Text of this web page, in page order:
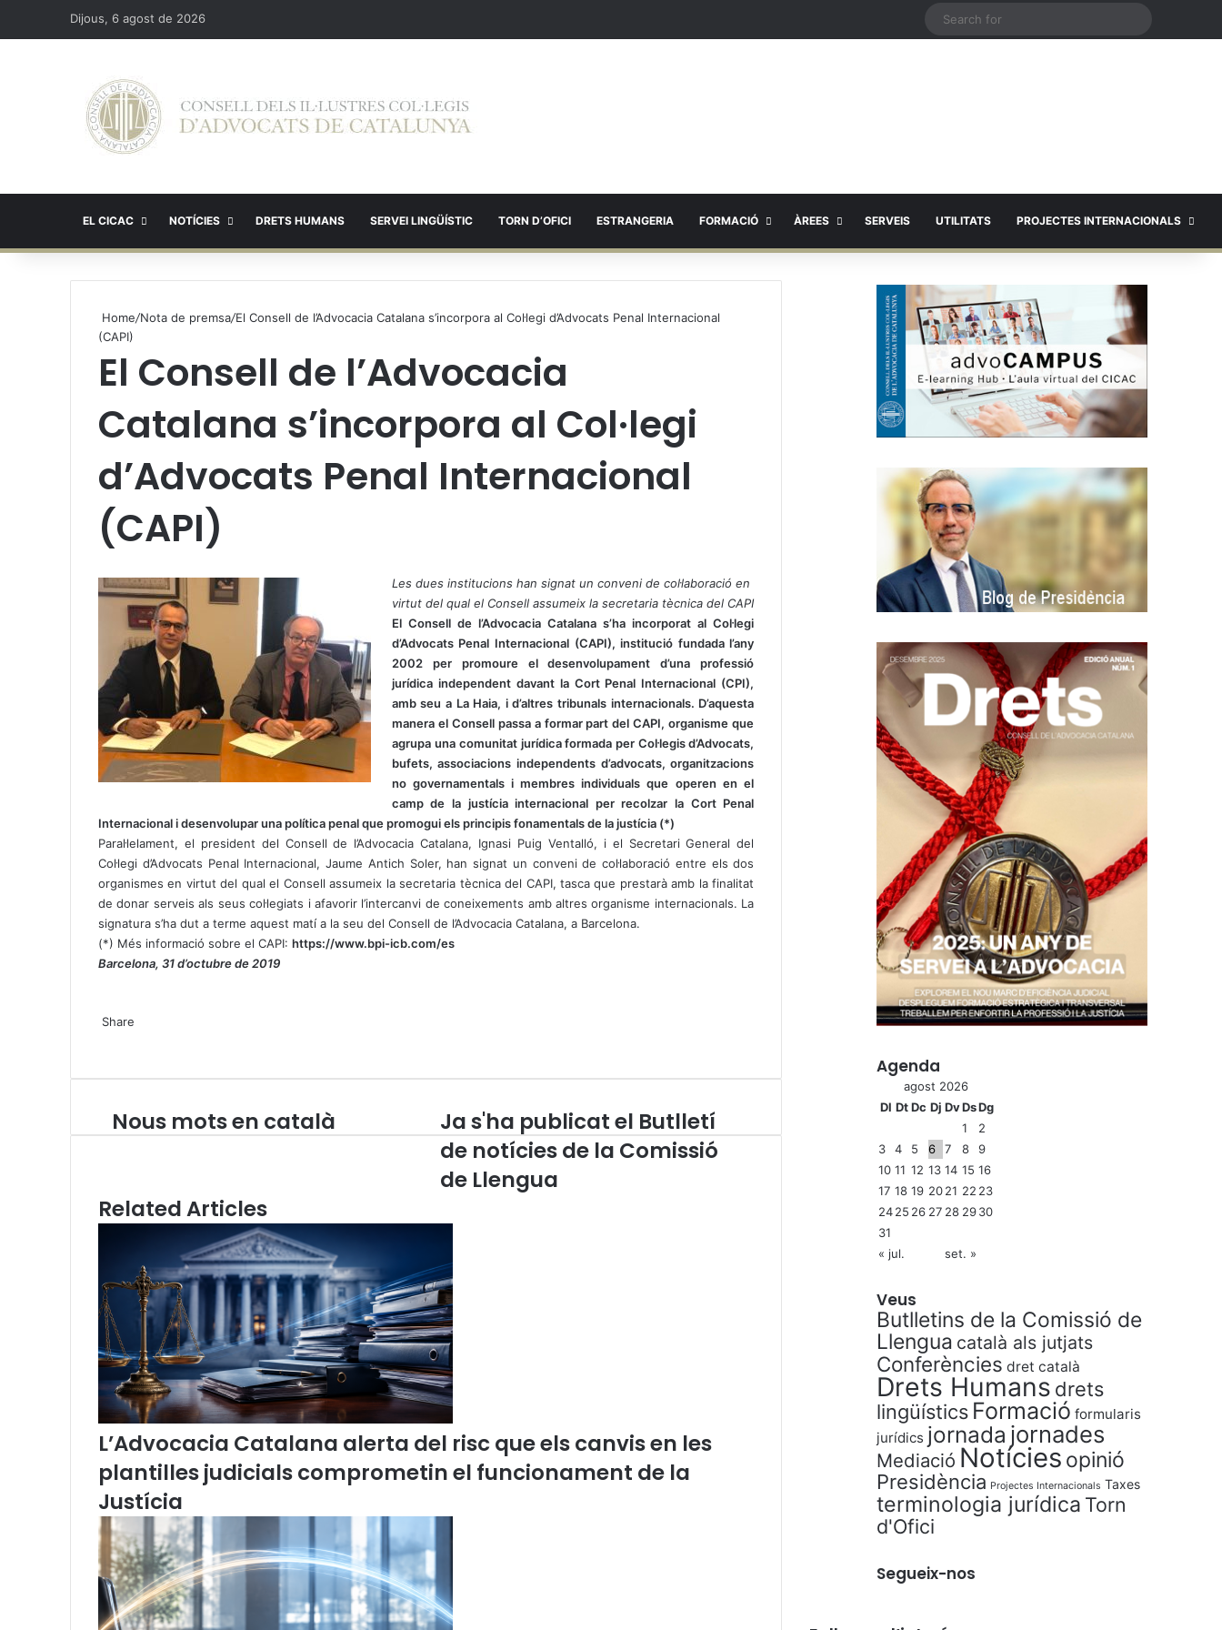
Dijous, 6 agost de 2026
EL CICAC NOTÍCIES DRETS HUMANS SERVEI LINGÜÍSTIC TORN D’OFICI ESTRANGERIA FORMACIÓ ÀREES SERVEIS UTILITATS PROJECTES INTERNACIONALS
Home/Nota de premsa/El Consell de l’Advocacia Catalana s’incorpora al Col·legi d’Advocats Penal Internacional
(CAPI)
El Consell de l’Advocacia
Catalana s’incorpora al Col·legi
d’Advocats Penal Internacional
(CAPI)
h
a
p
e
l
a
m
Les dues institucions han signat un conveni de col·laboració en
virtut del qual el Consell assumeix la secretaria tècnica del CAPI
El Consell de l’Advocacia Catalana s’ha incorporat al Col·legi
d’Advocats Penal Internacional (CAPI), institució fundada l’any
2002 per promoure el desenvolupament d’una professió
jurídica independent davant la Cort Penal Internacional (CPI),
amb seu a La Haia, i d’altres tribunals internacionals. D’aquesta
manera el Consell passa a formar part del CAPI, organisme que
agrupa una comunitat jurídica formada per Col·legis d’Advocats,
bufets, associacions independents d’advocats, organitzacions
no governamentals i membres individuals que operen en el
camp de la justícia internacional per recolzar la Cort Penal
Internacional i desenvolupar una política penal que promogui els principis fonamentals de la justícia (*)
Paral·lelament, el president del Consell de l’Advocacia Catalana, Ignasi Puig Ventalló, i el Secretari General del
Col·legi d’Advocats Penal Internacional, Jaume Antich Soler, han signat un conveni de col·laboració entre els dos
organismes en virtut del qual el Consell assumeix la secretaria tècnica del CAPI, tasca que prestarà amb la finalitat
de donar serveis als seus col·legiats i afavorir l’intercanvi de coneixements amb altres organisme internacionals. La
signatura s’ha dut a terme aquest matí a la seu del Consell de l’Advocacia Catalana, a Barcelona.
(*) Més informació sobre el CAPI: https://www.bpi-icb.com/es
Barcelona, 31 d’octubre de 2019
h
s
p
e
g
m
Share
a
A
l
g
r
a
e
v
m
i
tN
o
o
n
a
a
l
à
Nous mots en català
a
s
'
b
l
i
c
a
t
e
l
B
u
e
e
n
Ja s'ha publicat el Butlletí
de notícies de la Comissió
de Llengua
Related Articles
L’Advocacia Catalana alerta del risc que els canvis en les
plantilles judicials comprometin el funcionament de la
Justícia
Agenda
agost 2026
Dl Dt Dc Dj DvDsDg
1
2
3
4 5 6 7 8
9
10 11 12 13 14 15 16
17 18 19 2021 22 23
2425 26 27 28 2930
31
« jul.
set. »
Veus
Butlletins de la Comissió de
Llengua català als jutjats
Conferències dret català
Drets Humans drets
lingüístics Formació formularis
jurídics jornada jornades
Mediació Notícies opinió
Presidència Projectes Internacionals Taxes
terminologia jurídica Torn
d'Ofici
Segueix-nos